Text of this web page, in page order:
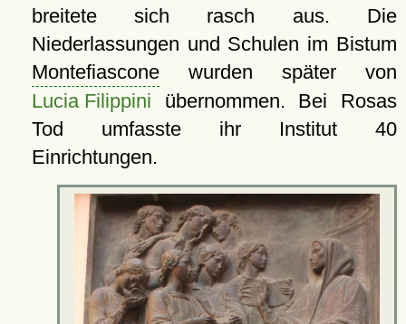
breitete sich rasch aus. Die
Niederlassungen und Schulen im Bistum
Montefiasconewurden später von
Lucia Filippini übernommen. Bei Rosas
Tod umfasste ihr Institut 40
Einrichtungen.